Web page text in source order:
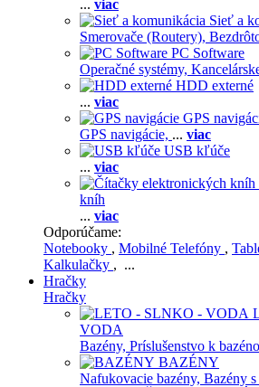
... viac
Sieť a
Smerovače (Routery),
PC Software
Operačné systémy,
HDD externé
... viac
GPS
GPS navigácie, ... viac
USB kľúče
... viac
kníh
... viac
Odporúčame:
Notebooky , Mobilné Telefóny ,
Kalkulačky , ...
Hračky
Hračky
VODA
Bazény, Príslušenstvo k
BAZÉNY
Nafukovacie bazény, Bazény